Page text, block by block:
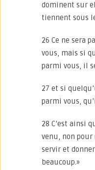
dominent sur
tiennent sous
26 Ce ne sera
vous, mais si
parmi vous, il
27 et si
parmi vous,
28 C’est ainsi
venu, non
servir et
beaucoup.»